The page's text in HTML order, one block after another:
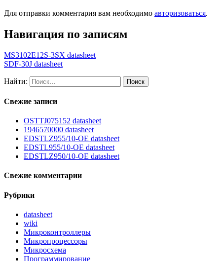
Для отправки комментария вам необходимо авторизоваться.
Навигация по записям
MS3102E12S-3SX datasheet
SDF-30J datasheet
Найти:
Свежие записи
OSTTJ075152 datasheet
1946570000 datasheet
EDSTLZ955/10-OE datasheet
EDSTL955/10-OE datasheet
EDSTLZ950/10-OE datasheet
Свежие комментарии
Рубрики
datasheet
wiki
Микроконтроллеры
Микропроцессоры
Микросхема
Программирование